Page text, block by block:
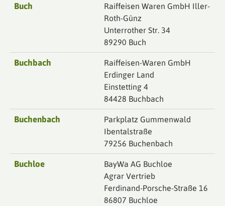
Buch
Raiffeisen Waren GmbH Iller-
Roth-Günz
Unterrother Str. 34
89290 Buch
Buchbach
Raiffeisen-Waren GmbH
Erdinger Land
Einstetting 4
84428 Buchbach
Buchenbach
Parkplatz Gummenwald
Ibentalstraße
79256 Buchenbach
Buchloe
BayWa AG Buchloe
Agrar Vertrieb
Ferdinand-Porsche-Straße 16
86807 Buchloe